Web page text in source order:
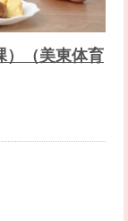
）（美東体育